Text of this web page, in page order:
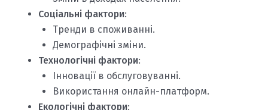
Соціальні фактори:
Тренди в споживанні.
Демографічні зміни.
Технологічні фактори:
Інновації в обслуговуванні.
Використання онлайн-платформ.
Екологічні фактори: